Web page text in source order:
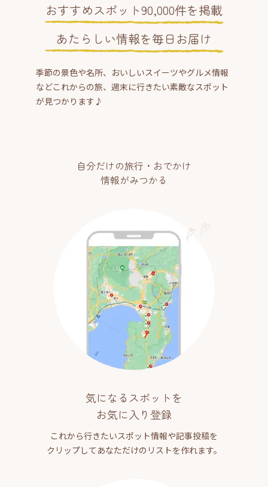
おすすめスポット90,000件を掲載
あたらしい情報を毎日お届け
季節の景色や名所、おいしいスイーツやグルメ情報
などこれからの旅、週末に行きたい素敵なスポット
が見つかります♪
自分だけの旅行・おでかけ
情報がみつかる
気になるスポットを
お気に入り登録
これから行きたいスポット情報や記事投稿を
クリップしてあなただけのリストを作れます。